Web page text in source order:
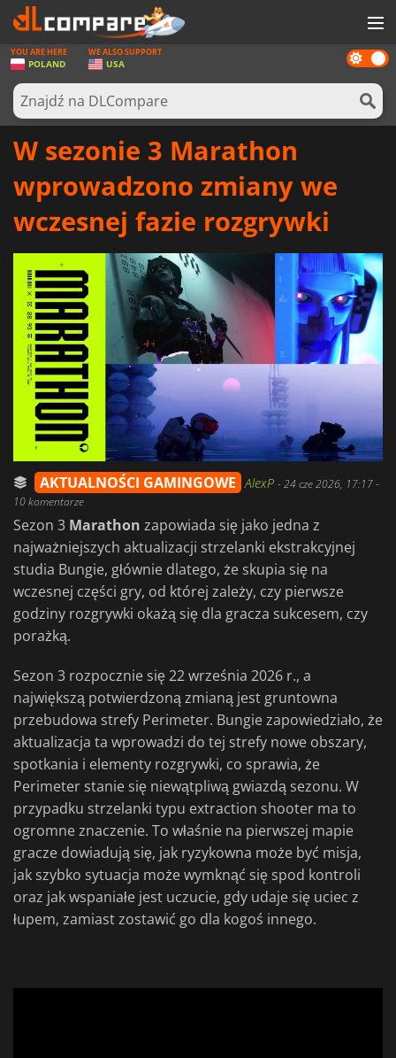
GRY
KARTY DO GIER
OPROGRAMOWANIE
SPRZĘT KOMPUTEROWY
ZALOGUJ SIĘ LUB ZAREJESTRUJ
Dark
mode
YOU ARE HERE
POLAND
WE ALSO SUPPORT
USA
W sezonie 3 Marathon
wprowadzono zmiany we
wczesnej fazie rozgrywki
AKTUALNOŚCI GAMINGOWE AlexP -24 cze 2026, 17:17-
10 komentarze
Sezon 3 Marathon zapowiada się jako jedna z
najważniejszych aktualizacji strzelanki ekstrakcyjnej
studia Bungie, głównie dlatego, że skupia się na
wczesnej części gry, od której zależy, czy pierwsze
godziny rozgrywki okażą się dla gracza sukcesem, czy
porażką.
Sezon 3 rozpocznie się 22 września 2026 r., a
największą potwierdzoną zmianą jest gruntowna
przebudowa strefy Perimeter. Bungie zapowiedziało, że
aktualizacja ta wprowadzi do tej strefy nowe obszary,
spotkania i elementy rozgrywki, co sprawia, że
Perimeter stanie się niewątpliwą gwiazdą sezonu. W
przypadku strzelanki typu extraction shooter ma to
ogromne znaczenie. To właśnie na pierwszej mapie
gracze dowiadują się, jak ryzykowna może być misja,
jak szybko sytuacja może wymknąć się spod kontroli
oraz jak wspaniałe jest uczucie, gdy udaje się uciec z
łupem, zamiast zostawić go dla kogoś innego.